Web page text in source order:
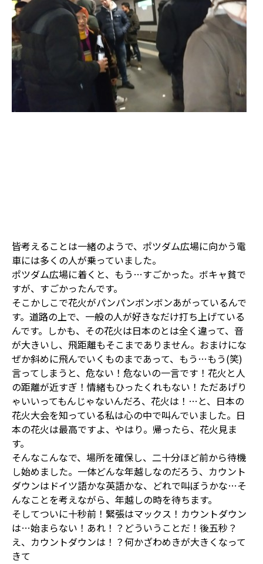
皆考えることは一緒のようで、ポツダム広場に向かう電
車には多くの人が乗っていました。
ポツダム広場に着くと、もう…すごかった。ボキャ貧で
すが、すごかったんです。
そこかしこで花火がパンパンボンボンあがっているんで
す。道路の上で、一般の人が好きなだけ打ち上げている
んです。しかも、その花火は日本のとは全く違って、音
が大きいし、飛距離もそこまでありません。おまけにな
ぜか斜めに飛んでいくものまであって、もう…もう(笑)
言ってしまうと、危ない！危ないの一言です！花火と人
の距離が近すぎ！情緒もひったくれもない！ただあげり
ゃいいってもんじゃないんだろ、花火は！…と、日本の
花火大会を知っている私は心の中で叫んでいました。日
本の花火は最高ですよ、やはり。帰ったら、花火見ま
す。
そんなこんなで、場所を確保し、二十分ほど前から待機
し始めました。一体どんな年越しなのだろう、カウント
ダウンはドイツ語かな英語かな、どれで叫ぼうかな…そ
んなことを考えながら、年越しの時を待ちます。
そしてついに十秒前！緊張はマックス！カウントダウン
は…始まらない！あれ！？どういうことだ！後五秒？
え、カウントダウンは！？何かざわめきが大きくなって
きて